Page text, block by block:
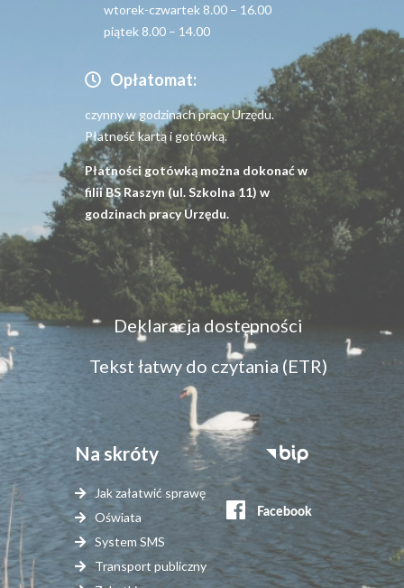
wtorek-czwartek 8.00 – 16.00
piątek 8.00 – 14.00
Opłatomat:
czynny w godzinach pracy Urzędu.
Płatność kartą i gotówką.
Płatności gotówką można dokonać w
filii BS Raszyn (ul. Szkolna 11) w
godzinach pracy Urzędu.
Menu
dostępność
Deklaracja dostępności
Tekst łatwy do czytania (ETR)
Na skróty
Jak załatwić sprawę
Oświata
System SMS
Transport publiczny
Stopka
serwisy
zewnętrzne